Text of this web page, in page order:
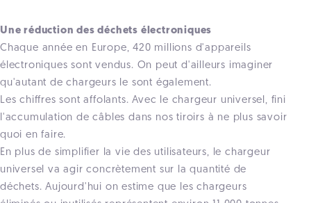
Une réduction des déchets électroniques
Chaque année en Europe, 420 millions d'appareils
électroniques sont vendus. On peut d'ailleurs imaginer
qu'autant de chargeurs le sont également.
Les chiffres sont affolants. Avec le chargeur universel, fini
l'accumulation de câbles dans nos tiroirs à ne plus savoir
quoi en faire.
En plus de simplifier la vie des utilisateurs, le chargeur
universel va agir concrètement sur la quantité de
déchets. Aujourd'hui on estime que les chargeurs